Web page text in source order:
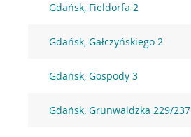
Gdańsk, Fieldorfa 2
Gdańsk, Gałczyńskiego 2
Gdańsk, Gospody 3
Gdańsk, Grunwaldzka 229/237